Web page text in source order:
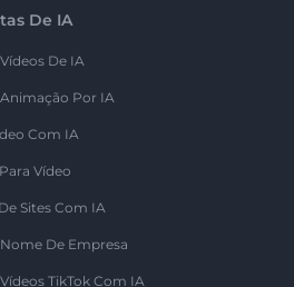
De IA
De IA
Por IA
Com IA
Vídeo
Sites Com IA
De Empresa
TikTok Com IA